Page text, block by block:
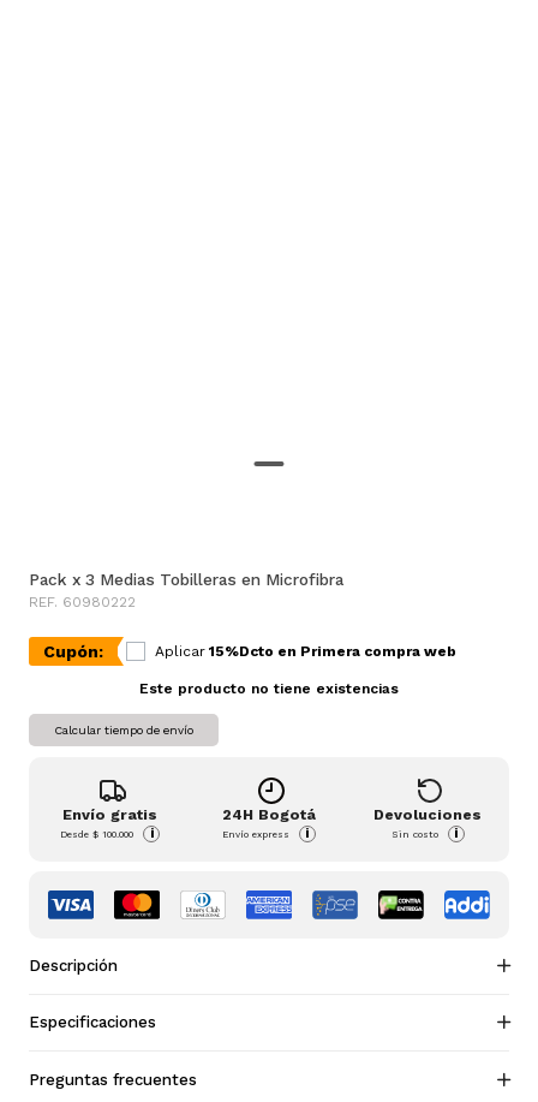
Pack x 3 Medias Tobilleras en Microfibra
REF. 60980222
Cupón: Aplicar 15%Dcto en Primera compra web
Este producto no tiene existencias
Calcular tiempo de envío
Envío gratis
Desde$ 100.000 i
24H Bogotá
Envío express i
Devoluciones
Sin costo i
Descripción
Especificaciones
Preguntas frecuentes